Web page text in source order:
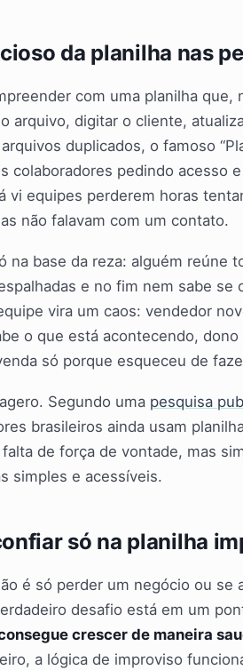
da planilha nas
com uma planilha que,
arquivo, digitar o cliente,
duplicados, o famoso
colaboradores pedindo acesso
vi equipes perderem horas
não falavam com um contato.
na base da reza: alguém reúne
e no fim nem sabe se
vira um caos: vendedor
o que está acontecendo,
só porque esqueceu de
Segundo uma pesquisa
brasileiros ainda usam
de força de vontade, mas
simples e acessíveis.
só na planilha
é só perder um negócio ou se
desafio está em um
crescer de maneira
a lógica de improviso